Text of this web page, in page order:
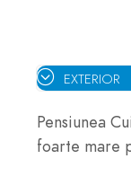
EXTERIOR
Pensiunea
foarte mare